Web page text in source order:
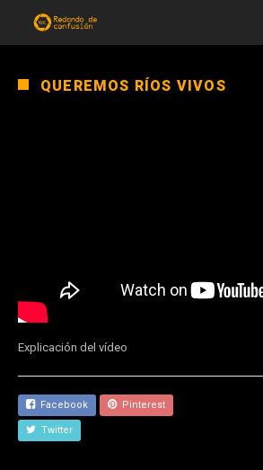
QUEREMOS RÍOS VIVOS
Explicación del vídeo
Facebook Pinterest
Twitter